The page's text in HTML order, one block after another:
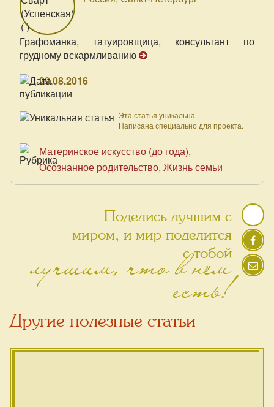
Графоманка, татуировщица, консультант по
грудному вскармливанию
29.08.2016
Эта статья уникальна.
Написана специально для проекта.
Материнское искусство (до года)
Осознанное родительство Жизнь семьи
Поделись лучшим с
миром, и мир поделится
с тобой
лучшим, что в нём
есть!
Другие полезные статьи